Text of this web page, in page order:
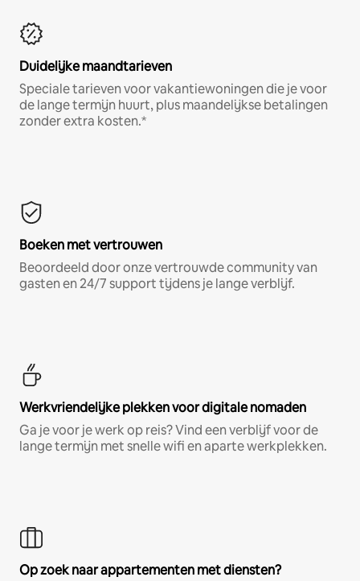
Duidelijke maandtarieven
Speciale tarieven voor vakantiewoningen die je voor
de lange termijn huurt, plus maandelijkse betalingen
zonder extra kosten.*
Boeken met vertrouwen
Beoordeeld door onze vertrouwde community van
gasten en 24/7 support tijdens je lange verblijf.
Werkvriendelijke plekken voor digitale nomaden
Ga je voor je werk op reis? Vind een verblijf voor de
lange termijn met snelle wifi en aparte werkplekken.
Op zoek naar appartementen met diensten?